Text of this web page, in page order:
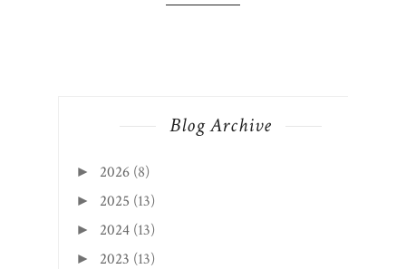
Blog Archive
► 2026 (8)
► 2025 (13)
► 2024 (13)
► 2023 (13)